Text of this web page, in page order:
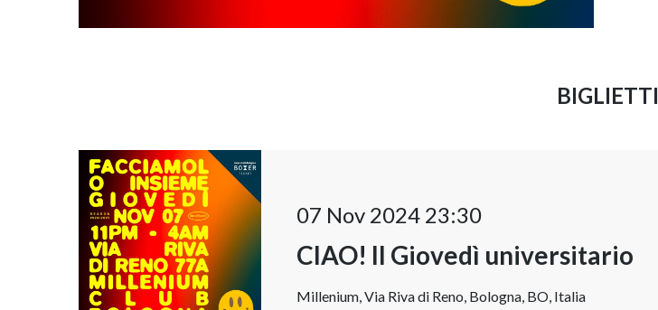
BIGLIETTI
07 Nov 2024 23:30
CIAO! Il Giovedì universitario
Millenium, Via Riva di Reno, Bologna, BO, Italia